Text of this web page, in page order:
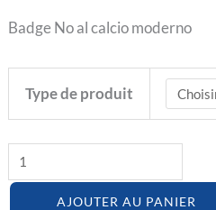
Badge No al calcio moderno
Type de produit
calcio
moderno
AJOUTER AU PANIER